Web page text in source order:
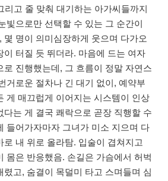
리고 줄 맞춰 대기하는 아가씨들까지
빛으로만 선택할 수 있는 그 순간이
몇 명이 의미심장하게 웃으며 다가오
이 터질 듯 뛰더라. 마음에 드는 여자
로 진행했는데, 그 흐름이 정말 자연스
거로운 절차나 긴 대기 없이, 예약부
게 매끄럽게 이어지는 시스템이 인상
다는 게 결국 쾌락으로 곧장 직행할 수
들어가자마자 그녀가 미소 지으며 다
로 내 위로 올라탐. 입술이 겹쳐지고
몸은 반응했음. 손길은 가슴에서 허벅
렸고, 숨결이 목덜미 타고 스며들며 심